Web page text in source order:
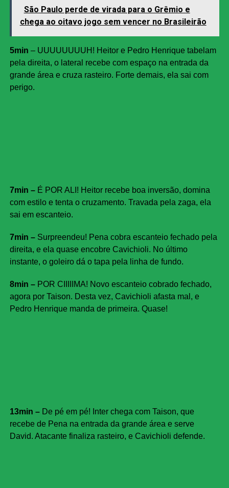
São Paulo perde de virada para o Grêmio e
chega ao oitavo jogo sem vencer no Brasileirão
5min – UUUUUUUUH! Heitor e Pedro Henrique tabelam
pela direita, o lateral recebe com espaço na entrada da
grande área e cruza rasteiro. Forte demais, ela sai com
perigo.
7min – É POR ALI! Heitor recebe boa inversão, domina
com estilo e tenta o cruzamento. Travada pela zaga, ela
sai em escanteio.
7min – Surpreendeu! Pena cobra escanteio fechado pela
direita, e ela quase encobre Cavichioli. No último
instante, o goleiro dá o tapa pela linha de fundo.
8min – POR CIIIIIMA! Novo escanteio cobrado fechado,
agora por Taison. Desta vez, Cavichioli afasta mal, e
Pedro Henrique manda de primeira. Quase!
13min – De pé em pé! Inter chega com Taison, que
recebe de Pena na entrada da grande área e serve
David. Atacante finaliza rasteiro, e Cavichioli defende.